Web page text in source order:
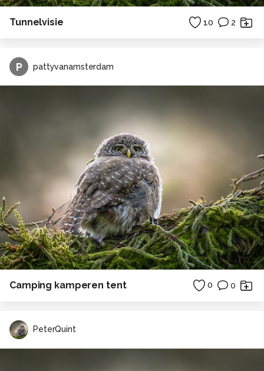
Tunnelvisie 10 2
P pattyvanamsterdam
Camping kamperen tent 0 0
PeterQuint